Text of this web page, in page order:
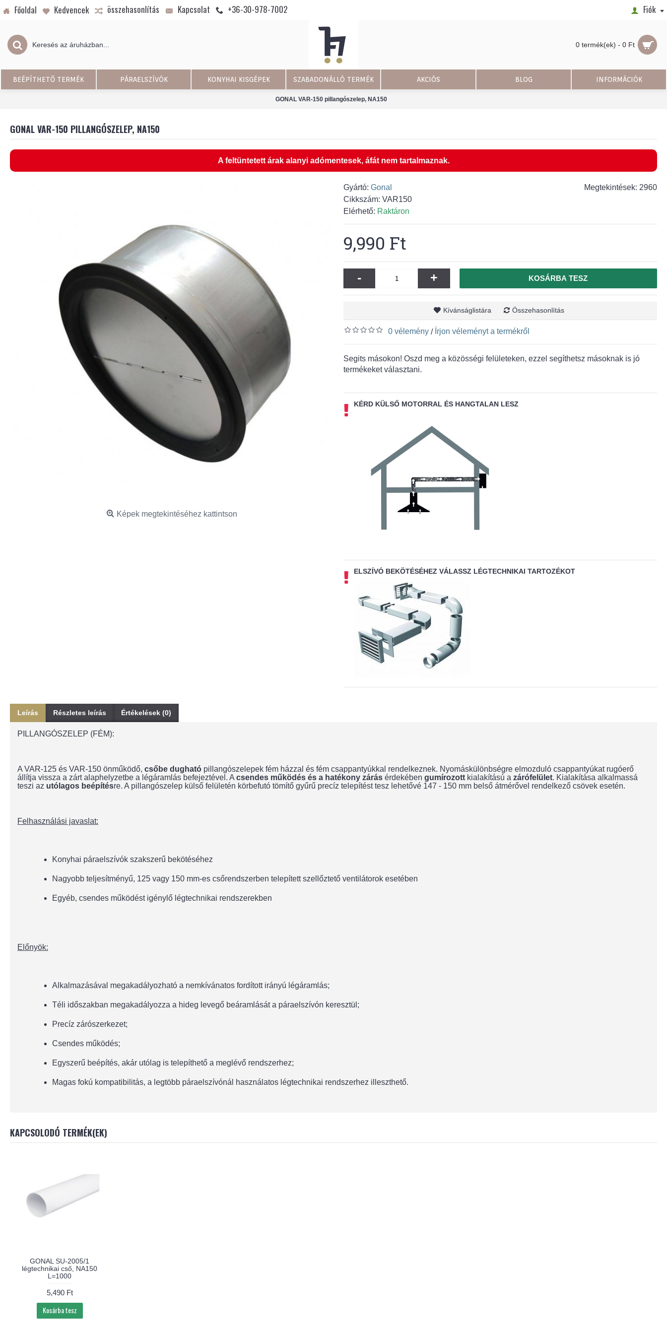
Főoldal Kedvencek összehasonlítás Kapcsolat +36-30-978-7002 Fiók
0 termék(ek) - 0 Ft
BEÉPÍTHETŐ TERMÉK PÁRAELSZÍVÓK KONYHAI KISGÉPEK SZABADONÁLLÓ TERMÉK AKCIÓS BLOG INFORMÁCIÓK
GONAL VAR-150 pillangószelep, NA150
GONAL VAR-150 PILLANGÓSZELEP, NA150
A feltüntetett árak alanyi adómentesek, áfát nem tartalmaznak.
Képek megtekintéséhez kattintson
Megtekintések: 2960
Gyártó: Gonal
Cikkszám: VAR150
Elérhető: Raktáron
9,990 Ft
- + KOSÁRBA TESZ
Kívánságlistára Összehasonlítás
0 vélemény / Írjon véleményt a termékről
Segits másokon! Oszd meg a közösségi felületeken, ezzel segíthetsz másoknak is jó
termékeket választani.
KÉRD KÜLSŐ MOTORRAL ÉS HANGTALAN LESZ
ELSZÍVÓ BEKÖTÉSÉHEZ VÁLASSZ LÉGTECHNIKAI TARTOZÉKOT
Leírás Részletes leírás Értékelések (0)
PILLANGÓSZELEP (FÉM):
A VAR-125 és VAR-150 önműködő, csőbe dugható pillangószelepek fém házzal és fém csappantyúkkal rendelkeznek. Nyomáskülönbségre elmozduló csappantyúkat rugóerő
állítja vissza a zárt alaphelyzetbe a légáramlás befejeztével. A csendes működés és a hatékony zárás érdekében gumírozott kialakítású a zárófelület. Kialakítása alkalmassá
teszi az utólagos beépítésre. A pillangószelep külső felületén körbefutó tömítő gyűrű precíz telepítést tesz lehetővé 147 - 150 mm belső átmérővel rendelkező csövek esetén.
Felhasználási javaslat:
Konyhai páraelszívók szakszerű bekötéséhez
Nagyobb teljesítményű, 125 vagy 150 mm-es csőrendszerben telepített szellőztető ventilátorok esetében
Egyéb, csendes működést igénylő légtechnikai rendszerekben
Előnyök:
Alkalmazásával megakadályozható a nemkívánatos fordított irányú légáramlás;
Téli időszakban megakadályozza a hideg levegő beáramlását a páraelszívón keresztül;
Precíz zárószerkezet;
Csendes működés;
Egyszerű beépítés, akár utólag is telepíthető a meglévő rendszerhez;
Magas fokú kompatibilitás, a legtöbb páraelszívónál használatos légtechnikai rendszerhez illeszthető.
KAPCSOLODÓ TERMÉK(EK)
GONAL SU-2005/1
légtechnikai cső, NA150
L=1000
5,490 Ft
Kosárba tesz